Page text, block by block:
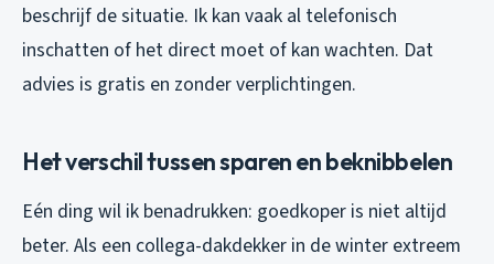
beschrijf de situatie. Ik kan vaak al telefonisch
inschatten of het direct moet of kan wachten. Dat
advies is gratis en zonder verplichtingen.
Het verschil tussen sparen en beknibbelen
Eén ding wil ik benadrukken: goedkoper is niet altijd
beter. Als een collega-dakdekker in de winter extreem